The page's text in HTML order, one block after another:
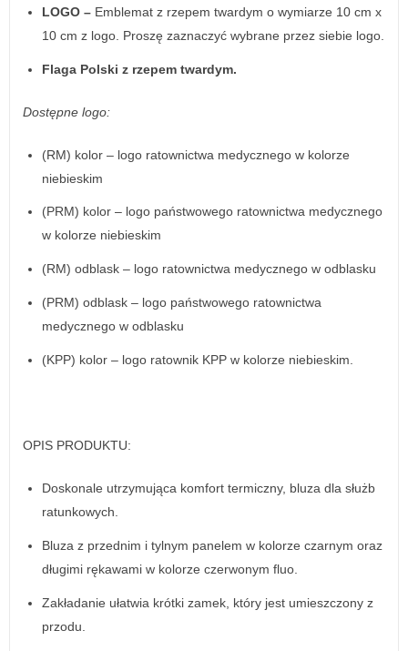
LOGO – Emblemat z rzepem twardym o wymiarze 10 cm x
10 cm z logo. Proszę zaznaczyć wybrane przez siebie logo.
Flaga Polski z rzepem twardym.
Dostępne logo:
(RM) kolor – logo ratownictwa medycznego w kolorze
niebieskim
(PRM) kolor – logo państwowego ratownictwa medycznego
w kolorze niebieskim
(RM) odblask – logo ratownictwa medycznego w odblasku
(PRM) odblask – logo państwowego ratownictwa
medycznego w odblasku
(KPP) kolor – logo ratownik KPP w kolorze niebieskim.
OPIS PRODUKTU:
Doskonale utrzymująca komfort termiczny, bluza dla służb
ratunkowych.
Bluza z przednim i tylnym panelem w kolorze czarnym oraz
długimi rękawami w kolorze czerwonym fluo.
Zakładanie ułatwia krótki zamek, który jest umieszczony z
przodu.